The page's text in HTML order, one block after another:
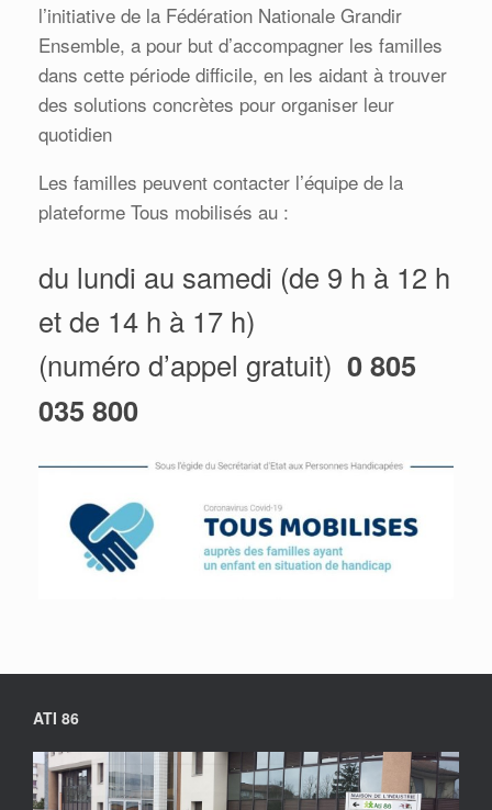
l’initiative de la Fédération Nationale Grandir
Ensemble, a pour but d’accompagner les familles
dans cette période difficile, en les aidant à trouver
des solutions concrètes pour organiser leur
quotidien
Les familles peuvent contacter l’équipe de la
plateforme Tous mobilisés au :
du lundi au samedi (de 9 h à 12 h
et de 14 h à 17 h)
(numéro d’appel gratuit) 0 805
035 800
ATI 86